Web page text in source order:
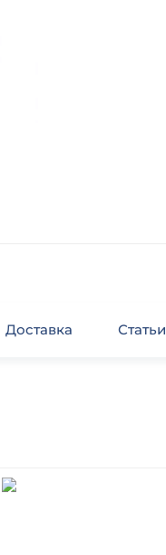
Доставка Статьи